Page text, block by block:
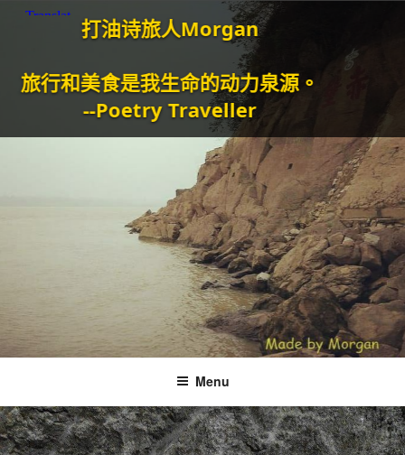
打油诗旅人Morgan
美食是我生命的动力泉源。
--Poetry Traveller
Menu